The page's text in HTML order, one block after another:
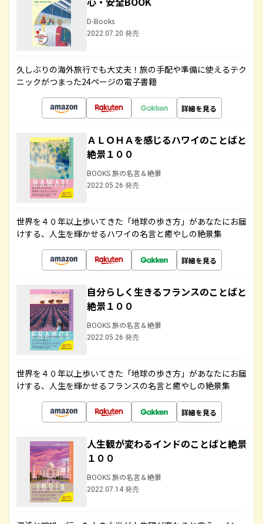
D-Books
2022.07.20 発売
久しぶりの海外旅行でも大丈夫！旅の手配や準備に使えるテク
ニックがつまった24ページの電子書籍
詳細を見る
ＡＬＯＨＡを感じるハワイのことばと
絶景１００
BOOKS 旅の名言＆絶景
2022.05.26 発売
世界を４０年以上歩いてきた「地球の歩き方」があなたにお届
けする、人生を輝かせるハワイの名言と癒やしの絶景集
詳細を見る
自分らしく生きるフランスのことばと
絶景１００
BOOKS 旅の名言＆絶景
2022.05.26 発売
世界を４０年以上歩いてきた「地球の歩き方」があなたにお届
けする、人生を輝かせるフランスの名言と癒やしの絶景集
詳細を見る
人生観が変わるインドのことばと絶景
１００
BOOKS 旅の名言＆絶景
2022.07.14 発売